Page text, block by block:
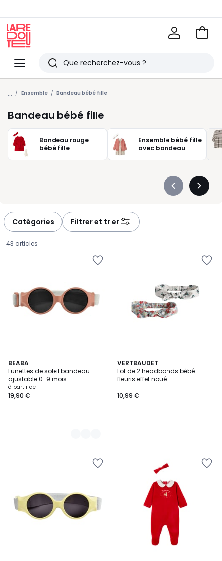
Menu
Redoute
Rechercher
Derniers
articles
vus
Voir
... Ensemble Bandeau bébé fille
Bandeau bébé fille
Bandeau rouge
bébé fille
Ensemble bébé fille
avec bandeau
Précédent
Catégories Filtrer et trier
43 articles
BEABA
Lunettes de soleil bandeau
ajustable 0-9 mois
Prix
à
à partir de
19,90 €
4
Couleurs
VERTBAUDET
Lot de 2 headbands bébé
fleuris effet noué
10,99 €